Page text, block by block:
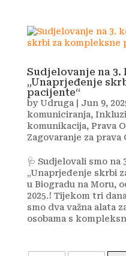
Sudjelovanje na
„Unaprjeđenje
pacijente“
byUdruga Jun 9,
komuniciranja,
komunikacija, Prava
Zagovaranje za prava
🩺 Sudjelovali smo
„Unaprjeđenje skrbi
u Biogradu na Moru,
2025.! Tijekom tri
smo dva važna alata
osobama s